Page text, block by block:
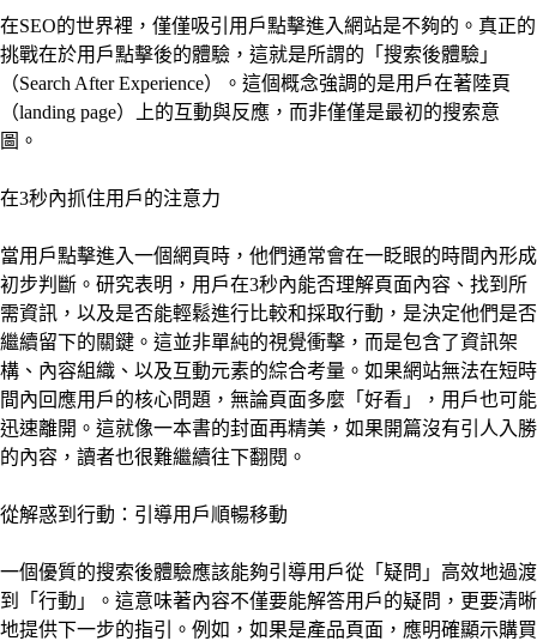
在SEO的世界裡，僅僅吸引用戶點擊進入網站是不夠的。真正的
挑戰在於用戶點擊後的體驗，這就是所謂的「搜索後體驗」
（Search After Experience）。這個概念強調的是用戶在著陸頁
（landing page）上的互動與反應，而非僅僅是最初的搜索意
圖。
在3秒內抓住用戶的注意力
當用戶點擊進入一個網頁時，他們通常會在一眨眼的時間內形成
初步判斷。研究表明，用戶在3秒內能否理解頁面內容、找到所
需資訊，以及是否能輕鬆進行比較和採取行動，是決定他們是否
繼續留下的關鍵。這並非單純的視覺衝擊，而是包含了資訊架
構、內容組織、以及互動元素的綜合考量。如果網站無法在短時
間內回應用戶的核心問題，無論頁面多麼「好看」，用戶也可能
迅速離開。這就像一本書的封面再精美，如果開篇沒有引人入勝
的內容，讀者也很難繼續往下翻閱。
從解惑到行動：引導用戶順暢移動
一個優質的搜索後體驗應該能夠引導用戶從「疑問」高效地過渡
到「行動」。這意味著內容不僅要能解答用戶的疑問，更要清晰
地提供下一步的指引。例如，如果是產品頁面，應明確顯示購買